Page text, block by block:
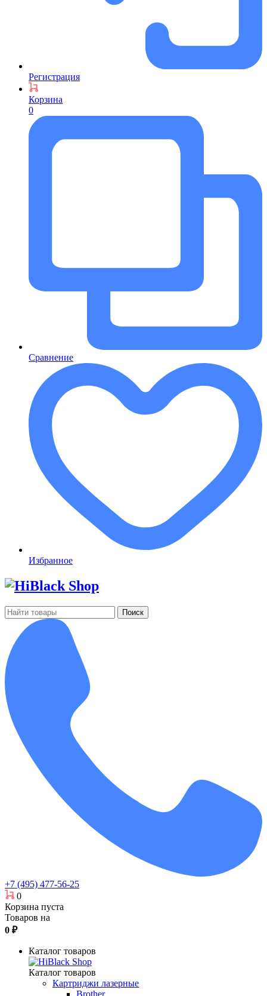
Регистрация
Корзина
0
Сравнение
Избранное
Поиск
+7 (495) 477-56-25
0
Корзина пуста
Товаров на
0 ₽
Каталог товаров
Каталог товаров
Картриджи лазерные
Brother